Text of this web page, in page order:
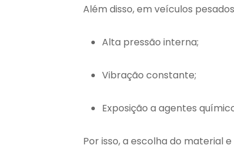
Além disso, em veículos
Alta pressão interna;
Vibração constante;
Exposição a agentes
Por isso, a escolha do material